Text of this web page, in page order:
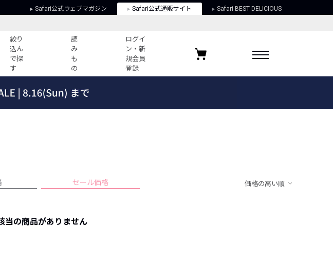
Safari公式ウェブマガジン Safari公式通販サイト Safari BEST DELICIOUS
絞り
込ん
で探
す
読
み
も
の
ログイ
ン・新
規会員
登録
プライバシーポリシー
お気に入りブランド
セール価格 価格の高い順
当の商品がありません